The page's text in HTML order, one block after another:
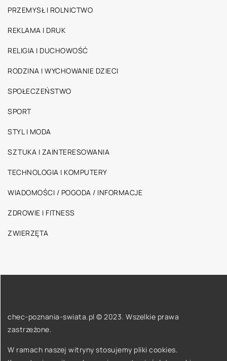
PRZEMYSŁ I ROLNICTWO
REKLAMA I DRUK
RELIGIA I DUCHOWOŚĆ
RODZINA I WYCHOWANIE DZIECI
SPOŁECZEŃSTWO
SPORT
STYL I MODA
SZTUKA I ZAINTERESOWANIA
TECHNOLOGIA I KOMPUTERY
WIADOMOŚCI / POGODA / INFORMACJE
ZDROWIE I FITNESS
ZWIERZĘTA
chec-poznania-swiata.pl © 2023. Wszelkie prawa
zastrzeżone.
W ramach naszej witryny stosujemy pliki cookies.